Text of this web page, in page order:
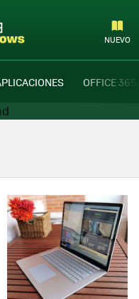
NUEVO
OFFICE 365